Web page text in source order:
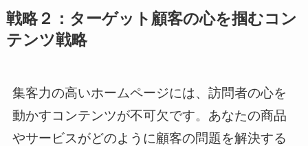
戦略２：ターゲット顧客の心を掴むコン
テンツ戦略
集客力の高いホームページには、訪問者の心を
動かすコンテンツが不可欠です。あなたの商品
やサービスがどのように顧客の問題を解決する